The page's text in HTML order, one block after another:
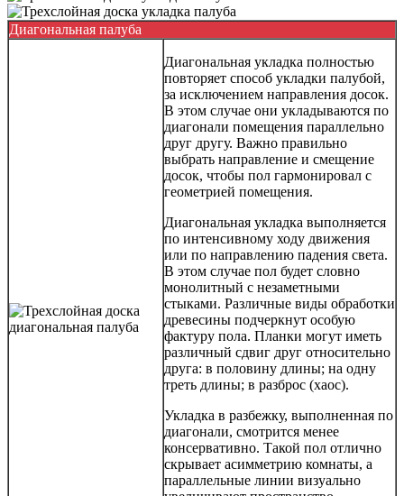
Диагональная палуба
Диагональная укладка полностью
повторяет способ укладки палубой,
за исключением направления досок.
В этом случае они укладываются по
диагонали помещения параллельно
друг другу. Важно правильно
выбрать направление и смещение
досок, чтобы пол гармонировал с
геометрией помещения.
Диагональная укладка выполняется
по интенсивному ходу движения
или по направлению падения света.
В этом случае пол будет словно
монолитный с незаметными
стыками. Различные виды обработки
древесины подчеркнут особую
фактуру пола. Планки могут иметь
различный сдвиг друг относительно
друга: в половину длины; на одну
треть длины; в разброс (хаос).
Укладка в разбежку, выполненная по
диагонали, смотрится менее
консервативно. Такой пол отлично
скрывает асимметрию комнаты, а
параллельные линии визуально